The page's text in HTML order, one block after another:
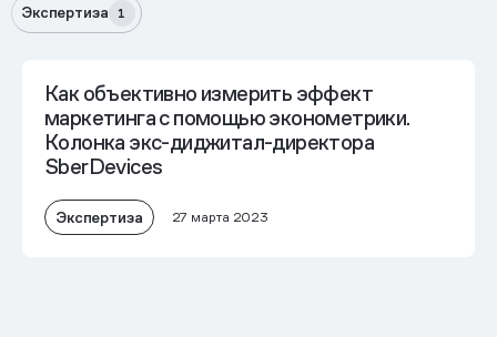
Экспертиза 1
Как объективно измерить эффект
маркетинга с помощью эконометрики.
Колонка экс-диджитал-директора
SberDevices
Экспертиза 27 марта 2023